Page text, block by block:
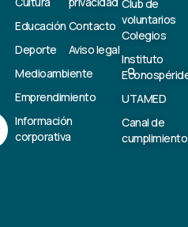
Educación
Deporte
Medioambiente
Emprendimiento
Información
corporativa
Contacto
Aviso legal
Club de
voluntarios
Colegios
Instituto
UTAMED
Canal de
cumplimiento